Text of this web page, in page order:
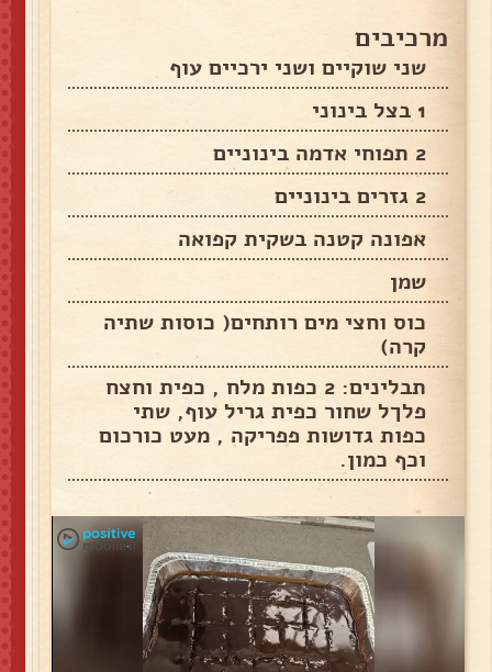
מרכיבים
שני שוקיים ושני ירכיים עוף
1 בצל בינוני
2 תפוחי אדמה בינוניים
2 גזרים בינוניים
אפונה קטנה בשקית קפואה
שמן
כוס וחצי מים רותחים( כוסות שתיה
קרה)
תבלינים: 2 כפות מלח , כפית וחצח
פלךל שחור כפית גריל עוף, שתי
כפות גדושות פפריקה , מעט כורכום
וכף כמון.